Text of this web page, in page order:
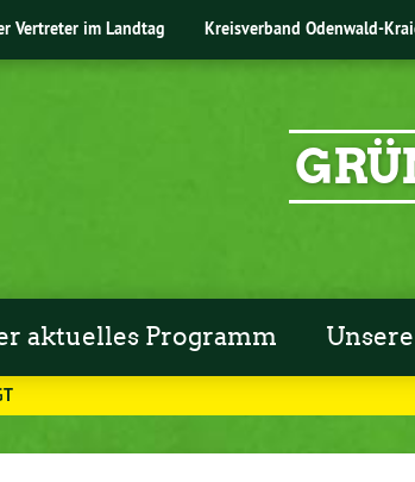
Vertreter im Landtag Kreisverband Odenwald-
aktuelles Programm